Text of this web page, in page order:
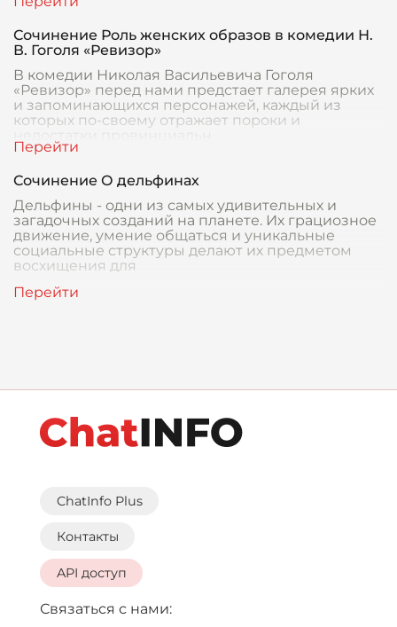
Сочинение Роль женских образов в комедии Н.
В. Гоголя «Ревизор»
В комедии Николая Васильевича Гоголя
«Ревизор» перед нами предстает галерея ярких
и запоминающихся персонажей, каждый из
которых по-своему отражает пороки и
Сочинение О дельфинах
Дельфины - одни из самых удивительных и
загадочных созданий на планете. Их грациозное
движение, умение общаться и уникальные
социальные структуры делают их предметом
восхищения для
ChatInfo Plus
Контакты
API доступ
Связаться с нами: